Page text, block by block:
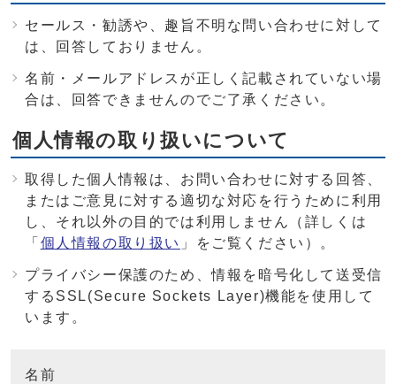
セールス・勧誘や、趣旨不明な問い合わせに対して
は、回答しておりません。
名前・メールアドレスが正しく記載されていない場
合は、回答できませんのでご了承ください。
個人情報の取り扱いについて
取得した個人情報は、お問い合わせに対する回答、
またはご意見に対する適切な対応を行うために利用
し、それ以外の目的では利用しません（詳しくは
「 個人情報の取り扱い 」をご覧ください）。
プライバシー保護のため、情報を暗号化して送受信
するSSL(Secure Sockets Layer)機能を使用して
います。
名前